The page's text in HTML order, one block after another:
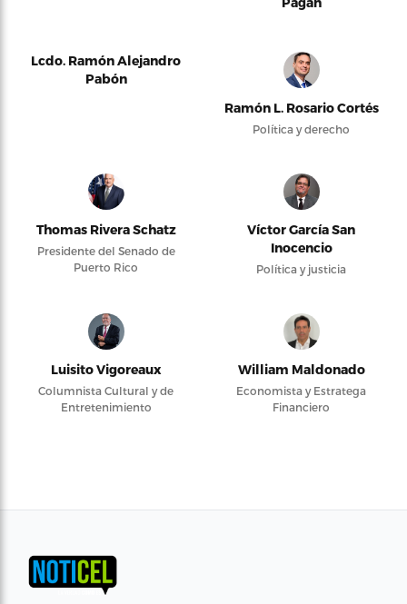
Lcdo. Ramón Alejandro
Pabón
Ramón L. Rosario Cortés
Política y derecho
Thomas Rivera Schatz
Presidente del Senado de
Puerto Rico
Víctor García San
Inocencio
Política y justicia
Luisito Vigoreaux
Columnista Cultural y de
Entretenimiento
William Maldonado
Economista y Estratega
Financiero